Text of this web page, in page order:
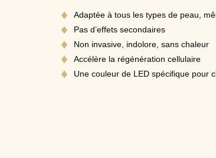
Adaptée à tous les types de peau,
Pas d’effets secondaires
Non invasive, indolore, sans chaleur
Accélère la régénération cellulaire
Une couleur de LED spécifique pour